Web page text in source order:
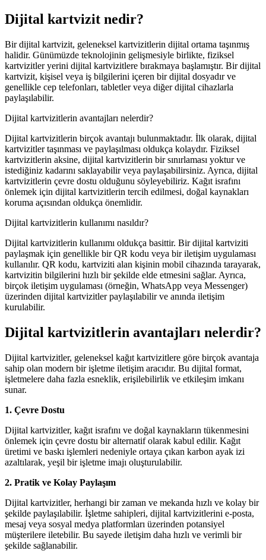
Dijital kartvizit nedir?
Bir dijital kartvizit, geleneksel kartvizitlerin dijital ortama taşınmış
halidir. Günümüzde teknolojinin gelişmesiyle birlikte, fiziksel
kartvizitler yerini dijital kartvizitlere bırakmaya başlamıştır. Bir dijital
kartvizit, kişisel veya iş bilgilerini içeren bir dijital dosyadır ve
genellikle cep telefonları, tabletler veya diğer dijital cihazlarla
paylaşılabilir.
Dijital kartvizitlerin avantajları nelerdir?
Dijital kartvizitlerin birçok avantajı bulunmaktadır. İlk olarak, dijital
kartvizitler taşınması ve paylaşılması oldukça kolaydır. Fiziksel
kartvizitlerin aksine, dijital kartvizitlerin bir sınırlaması yoktur ve
istediğiniz kadarını saklayabilir veya paylaşabilirsiniz. Ayrıca, dijital
kartvizitlerin çevre dostu olduğunu söyleyebiliriz. Kağıt israfını
önlemek için dijital kartvizitlerin tercih edilmesi, doğal kaynakları
koruma açısından oldukça önemlidir.
Dijital kartvizitlerin kullanımı nasıldır?
Dijital kartvizitlerin kullanımı oldukça basittir. Bir dijital kartviziti
paylaşmak için genellikle bir QR kodu veya bir iletişim uygulaması
kullanılır. QR kodu, kartviziti alan kişinin mobil cihazında tarayarak,
kartvizitin bilgilerini hızlı bir şekilde elde etmesini sağlar. Ayrıca,
birçok iletişim uygulaması (örneğin, WhatsApp veya Messenger)
üzerinden dijital kartvizitler paylaşılabilir ve anında iletişim
kurulabilir.
Dijital kartvizitlerin avantajları nelerdir?
Dijital kartvizitler, geleneksel kağıt kartvizitlere göre birçok avantaja
sahip olan modern bir işletme iletişim aracıdır. Bu dijital format,
işletmelere daha fazla esneklik, erişilebilirlik ve etkileşim imkanı
sunar.
1. Çevre Dostu
Dijital kartvizitler, kağıt israfını ve doğal kaynakların tükenmesini
önlemek için çevre dostu bir alternatif olarak kabul edilir. Kağıt
üretimi ve baskı işlemleri nedeniyle ortaya çıkan karbon ayak izi
azaltılarak, yeşil bir işletme imajı oluşturulabilir.
2. Pratik ve Kolay Paylaşım
Dijital kartvizitler, herhangi bir zaman ve mekanda hızlı ve kolay bir
şekilde paylaşılabilir. İşletme sahipleri, dijital kartvizitlerini e-posta,
mesaj veya sosyal medya platformları üzerinden potansiyel
müşterilere iletebilir. Bu sayede iletişim daha hızlı ve verimli bir
şekilde sağlanabilir.